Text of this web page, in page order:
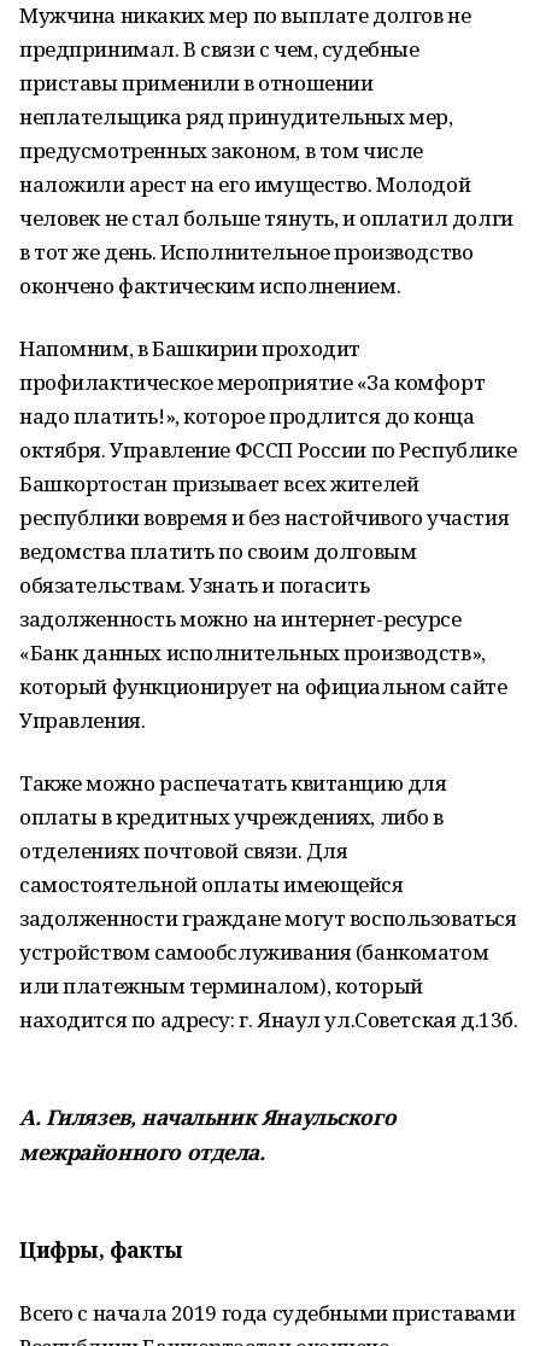
Мужчина никаких мер по выплате долгов не
предпринимал. В связи с чем, судебные
приставы применили в отношении
неплательщика ряд принудительных мер,
предусмотренных законом, в том числе
наложили арест на его имущество. Молодой
человек не стал больше тянуть, и оплатил долги
в тот же день. Исполнительное производство
окончено фактическим исполнением.
Напомним, в Башкирии проходит
профилактическое мероприятие «За комфорт
надо платить!», которое продлится до конца
октября. Управление ФССП России по Республике
Башкортостан призывает всех жителей
республики вовремя и без настойчивого участия
ведомства платить по своим долговым
обязательствам. Узнать и погасить
задолженность можно на интернет-ресурсе
«Банк данных исполнительных производств»,
который функционирует на официальном сайте
Управления.
Также можно распечатать квитанцию для
оплаты в кредитных учреждениях, либо в
отделениях почтовой связи. Для
самостоятельной оплаты имеющейся
задолженности граждане могут воспользоваться
устройством самообслуживания (банкоматом
или платежным терминалом), который
находится по адресу: г. Янаул ул.Советская д.13б.
А. Гилязев, начальник Янаульского
межрайонного отдела.
Цифры, факты
Всего с начала 2019 года судебными приставами